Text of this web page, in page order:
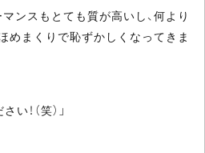
スもとても質が高いし、何より
まくりで恥ずかしくなってきま
！（笑）」